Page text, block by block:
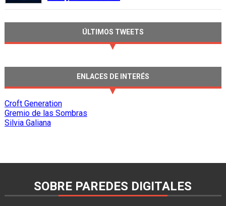
ÚLTIMOS TWEETS
ENLACES DE INTERÉS
Croft Generation
Gremio de las Sombras
Silvia Galiana
SOBRE PAREDES DIGITALES